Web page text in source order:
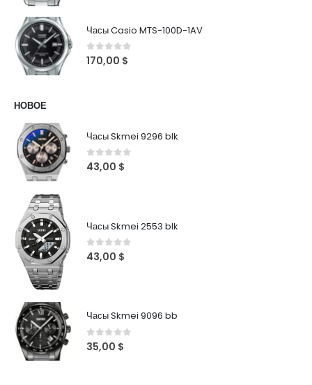
Часы Casio MTS-100D-1AV
0out of 5
170,00 $
НОВОЕ
Часы Skmei 9296 blk
0 out of 5
43,00 $
Часы Skmei 2553 blk
0 out of 5
43,00 $
Часы Skmei 9096 bb
0out of 5
35,00 $